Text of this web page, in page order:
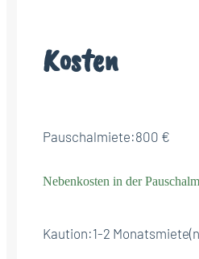
Kosten
Pauschalmiete:800 €
Nebenkosten in der
Kaution:1-2